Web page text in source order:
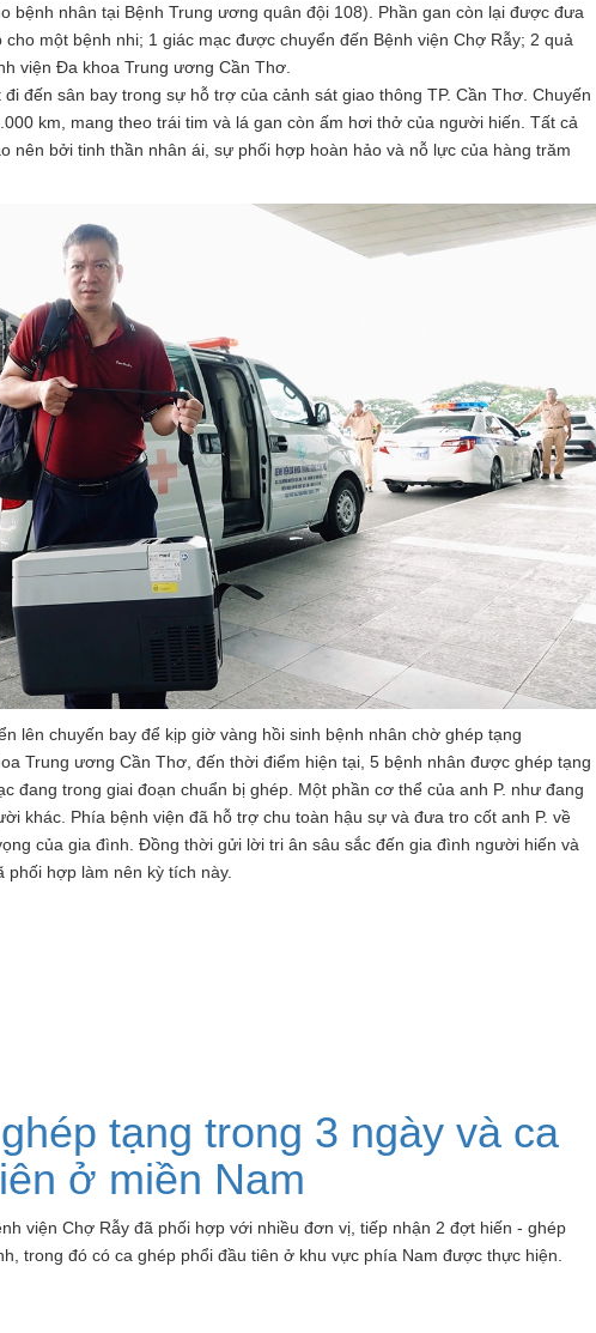
bệnh nhân tại Bệnh Trung ương quân đội 108). Phần gan còn lại được đưa
một bệnh nhi; 1 giác mạc được chuyển đến Bệnh viện Chợ Rẫy; 2 quả
viện Đa khoa Trung ương Cần Thơ.
đến sân bay trong sự hỗ trợ của cảnh sát giao thông TP. Cần Thơ. Chuyến
km, mang theo trái tim và lá gan còn ấm hơi thở của người hiến. Tất cả
nên bởi tinh thần nhân ái, sự phối hợp hoàn hảo và nỗ lực của hàng trăm
lên chuyến bay để kịp giờ vàng hồi sinh bệnh nhân chờ ghép tạng
Trung ương Cần Thơ, đến thời điểm hiện tại, 5 bệnh nhân được ghép tạng
đang trong giai đoạn chuẩn bị ghép. Một phần cơ thể của anh P. như đang
khác. Phía bệnh viện đã hỗ trợ chu toàn hậu sự và đưa tro cốt anh P. về
của gia đình. Đồng thời gửi lời tri ân sâu sắc đến gia đình người hiến và
hợp làm nên kỳ tích này.
tạng trong 3 ngày và ca
ở miền Nam
viện Chợ Rẫy đã phối hợp với nhiều đơn vị, tiếp nhận 2 đợt hiến - ghép
trong đó có ca ghép phổi đầu tiên ở khu vực phía Nam được thực hiện.